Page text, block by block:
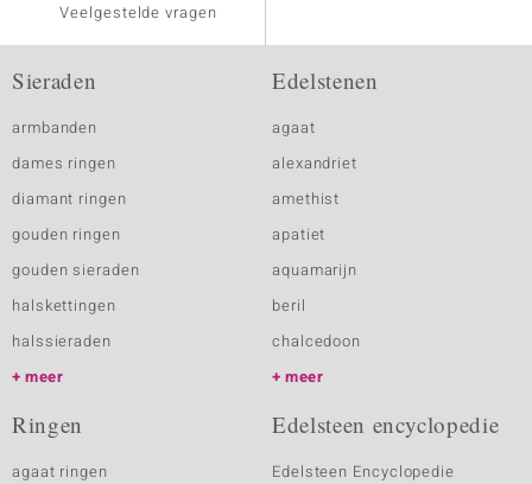
Veelgestelde vragen
Sieraden
armbanden
dames ringen
diamant ringen
gouden ringen
gouden sieraden
halskettingen
halssieraden
meer
Edelstenen
agaat
alexandriet
amethist
apatiet
aquamarijn
beril
chalcedoon
meer
Ringen
agaat ringen
Edelsteen encyclopedie
Edelsteen Encyclopedie